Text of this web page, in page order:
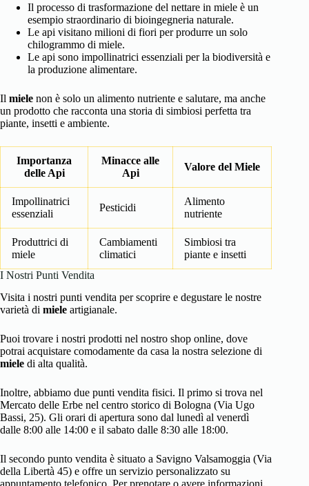
Il processo di trasformazione del nettare in miele è un
esempio straordinario di bioingegneria naturale.
Le api visitano milioni di fiori per produrre un solo
chilogrammo di miele.
Le api sono impollinatrici essenziali per la biodiversità e
la produzione alimentare.
Il miele non è solo un alimento nutriente e salutare, ma anche
un prodotto che racconta una storia di simbiosi perfetta tra
piante, insetti e ambiente.
Importanza
delle Api
Minacce alle
Api
Valore del Miele
Impollinatrici
essenziali
Pesticidi
Alimento
nutriente
Produttrici di
miele
Cambiamenti
climatici
Simbiosi tra
piante e insetti
I Nostri Punti Vendita
Visita i nostri punti vendita per scoprire e degustare le nostre
varietà di miele artigianale.
Puoi trovare i nostri prodotti nel nostro shop online, dove
potrai acquistare comodamente da casa la nostra selezione di
miele di alta qualità.
Inoltre, abbiamo due punti vendita fisici. Il primo si trova nel
Mercato delle Erbe nel centro storico di Bologna (Via Ugo
Bassi, 25). Gli orari di apertura sono dal lunedì al venerdì
dalle 8:00 alle 14:00 e il sabato dalle 8:30 alle 18:00.
Il secondo punto vendita è situato a Savigno Valsamoggia (Via
della Libertà 45) e offre un servizio personalizzato su